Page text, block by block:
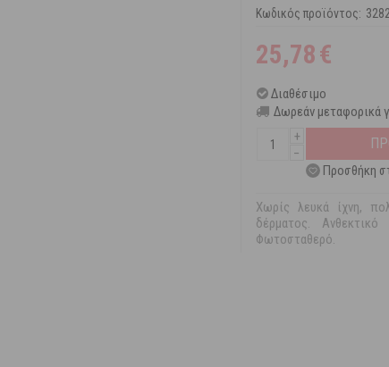
Κωδικός προϊόντος:
25,78€
Διαθέσιμο
Δωρεάν μεταφορικά
+
−
Προσθήκη
Χωρίς λευκά ίχνη,
δέρματος.
Φωτοσταθερό.